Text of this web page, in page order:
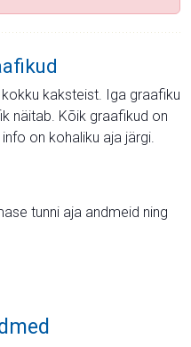
kaksteist. Iga graafiku
näitab. Kõik graafikud on
on kohaliku aja järgi.
tunni aja andmeid ning